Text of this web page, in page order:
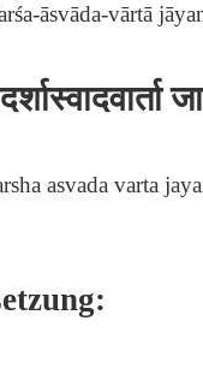
āsvāda-vārtā
asvada varta